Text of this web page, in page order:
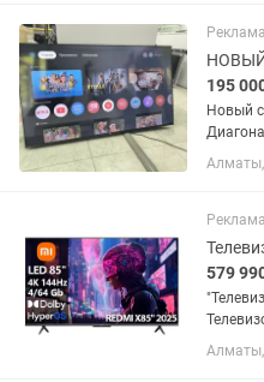
и много
Реклама
195
Новый
Такой
Алматы,
Реклама
579
Алматы,